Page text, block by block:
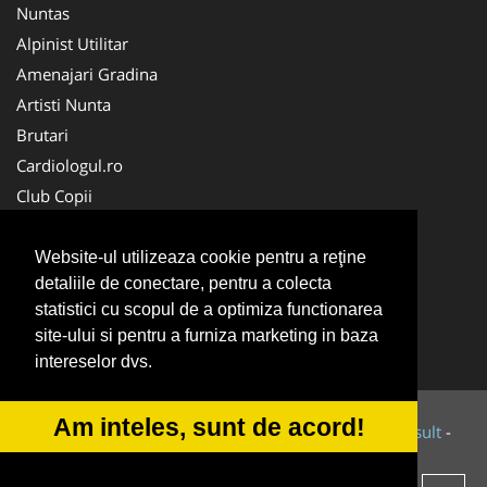
Website-ul utilizeaza cookie pentru a reţine
detaliile de conectare, pentru a colecta
statistici cu scopul de a optimiza functionarea
site-ului si pentru a furniza marketing in baza
intereselor dvs.
Am inteles, sunt de acord!
Nuntas
Alpinist Utilitar
Amenajari Gradina
Artisti Nunta
Brutari
Cardiologul.ro
Club Copii
Ambalaje Romania
Cabinet-Individual.ro
CentruInchirieri.ro
Cursuri Romania
© 2014-2026 Powered byVilonMedia&Tokaido Consult -
ANPC SOL